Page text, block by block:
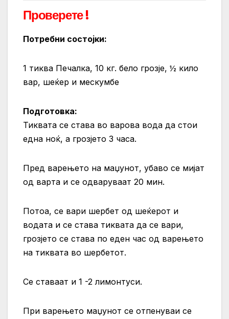
Проверете !
Потребни состојки:
1 тиква Печалка, 10 кг. бело грозје, ½ кило
вар, шеќер и мескумбе
Подготовка:
Тиквата се става во варова вода да стои
една ноќ, а грозјето 3 часа.
Пред варењето на маџунот, убаво се мијат
од варта и се одваруваат 20 мин.
Потоа, се вари шербет од шеќерот и
водата и се става тиквата да се вари,
грозјето се става по еден час од варењето
на тиквата во шербетот.
Се ставаат и 1 -2 лимонтуси.
При варењето маџунот се отпенуваи се